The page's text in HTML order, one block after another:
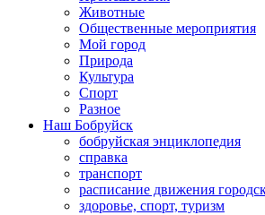
Животные
Общественные мероприятия
Мой город
Природа
Культура
Спорт
Разное
Наш Бобруйск
бобруйская энциклопедия
справка
транспорт
расписание движения
здоровье, спорт, туризм